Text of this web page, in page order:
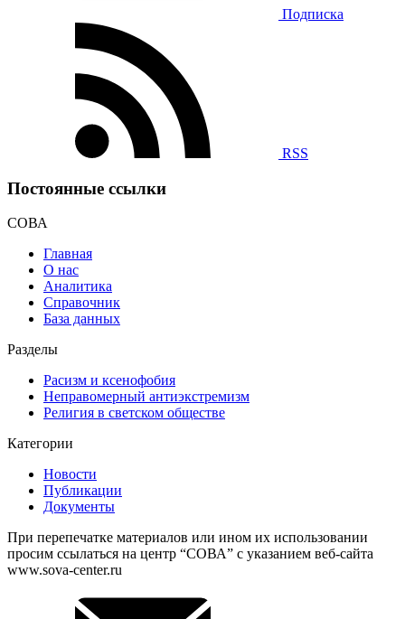
Подписка
RSS
Постоянные ссылки
СОВА
Главная
О нас
Аналитика
Справочник
База данных
Разделы
Расизм и ксенофобия
Неправомерный антиэкстремизм
Религия в светском обществе
Категории
Новости
Публикации
Документы
При перепечатке материалов или ином их использовании
просим ссылаться на центр “СОВА” с указанием веб-сайта
www.sova-center.ru